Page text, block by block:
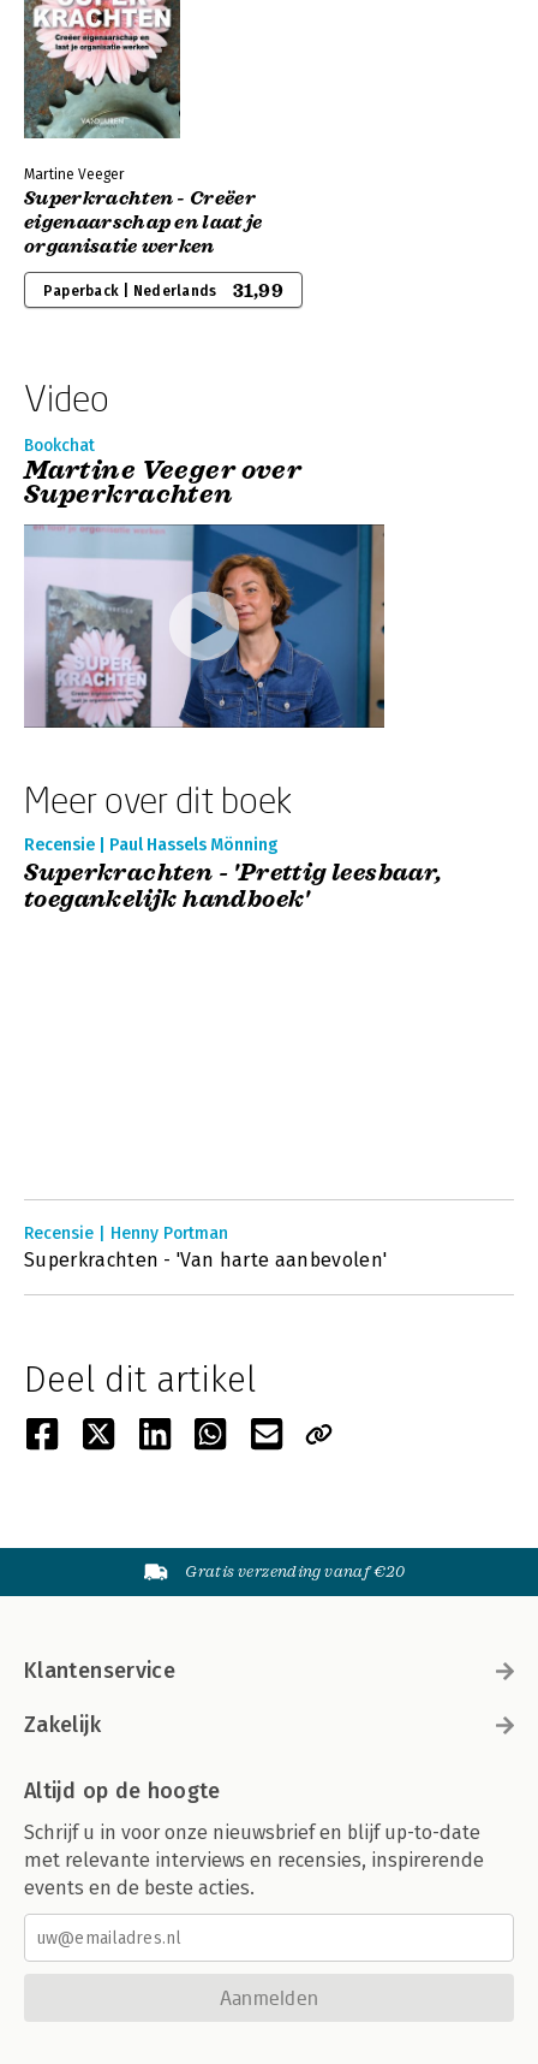
Martine Veeger
Superkrachten - Creëer
eigenaarschap en laat je
organisatie werken
Paperback | Nederlands 31,99
Video
Bookchat
Martine Veeger over
Superkrachten
Meer over dit boek
Recensie | Paul Hassels Mönning
Superkrachten - 'Prettig leesbaar,
toegankelijk handboek'
Recensie | Henny Portman
Superkrachten - 'Van harte aanbevolen'
Deel dit artikel
Gratis verzending vanaf €20
Klantenservice
Zakelijk
Altijd op de hoogte
Schrijf u in voor onze nieuwsbrief en blijf up-to-date
met relevante interviews en recensies, inspirerende
events en de beste acties.
Aanmelden